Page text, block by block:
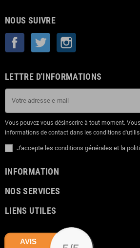
NOUS SUIVRE
Facebook Twitter
LETTRE D'INFORMATIONS
Vous pouvez vous désinscrire à tout moment.
informations de contact dans les conditions
J'accepte les conditions générales et la
INFORMATION
NOS SERVICES
LIENS UTILES
AVIS